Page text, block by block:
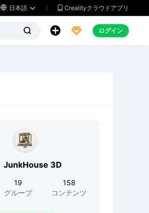
 日本語   Crealityクラウドアプリ
   ログイン
JunkHouse 3D
19
グループ
158
コンテンツ